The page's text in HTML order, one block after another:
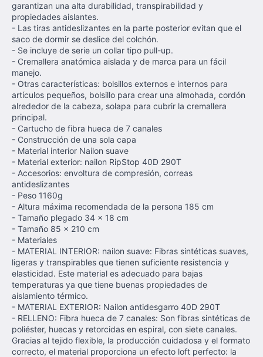
garantizan una alta durabilidad, transpirabilidad y
propiedades aislantes.
- Las tiras antideslizantes en la parte posterior evitan que el
saco de dormir se deslice del colchón.
- Se incluye de serie un collar tipo pull-up.
- Cremallera anatómica aislada y de marca para un fácil
manejo.
- Otras características: bolsillos externos e internos para
artículos pequeños, bolsillo para crear una almohada, cordón
alrededor de la cabeza, solapa para cubrir la cremallera
principal.
- Cartucho de fibra hueca de 7 canales
- Construcción de una sola capa
- Material interior Nailon suave
- Material exterior: nailon RipStop 40D 290T
- Accesorios: envoltura de compresión, correas
antideslizantes
- Peso 1160g
- Altura máxima recomendada de la persona 185 cm
- Tamaño plegado 34 x 18 cm
- Tamaño 85 x 210 cm
- Materiales
- MATERIAL INTERIOR: nailon suave: Fibras sintéticas suaves,
ligeras y transpirables que tienen suficiente resistencia y
elasticidad. Este material es adecuado para bajas
temperaturas ya que tiene buenas propiedades de
aislamiento térmico.
- MATERIAL EXTERIOR: Nailon antidesgarro 40D 290T
- RELLENO: Fibra hueca de 7 canales: Son fibras sintéticas de
poliéster, huecas y retorcidas en espiral, con siete canales.
Gracias al tejido flexible, la producción cuidadosa y el formato
correcto, el material proporciona un efecto loft perfecto: la